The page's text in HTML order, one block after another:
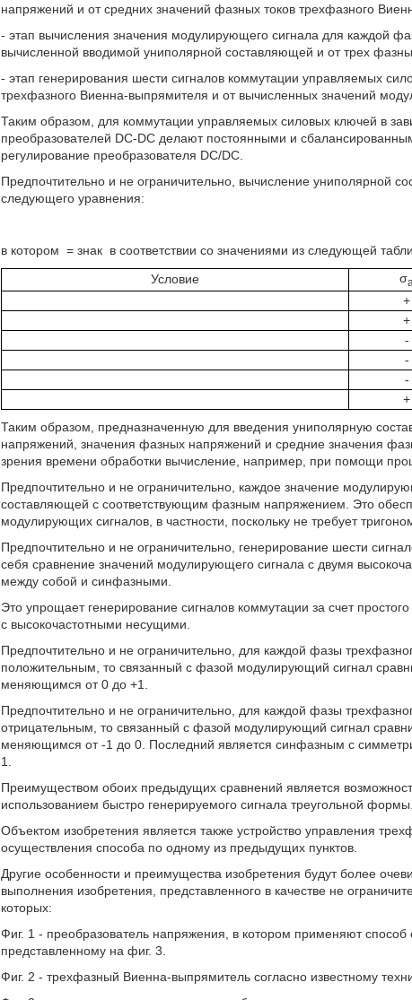
напряжений и от средних значений фазных токов трехфазного
- этап вычисления значения модулирующего сигнала для каждой
вычисленной вводимой униполярной составляющей и от трех
- этап генерирования шести сигналов коммутации управляемых
трехфазного Виенна-выпрямителя и от вычисленных значений
Таким образом, для коммутации управляемых силовых ключей в
преобразователей DC-DC делают постоянными и
регулирование преобразователя DC/DC.
Предпочтительно и не ограничительно, вычисление униполярной
следующего уравнения:
в котором = знак в соответствии со значениями из следующей
Условие
σa
+
+
-
-
-
+
Таким образом, предназначенную для введения униполярную
напряжений, значения фазных напряжений и средние значения
зрения времени обработки вычисление, например, при помощи
Предпочтительно и не ограничительно, каждое значение
составляющей с соответствующим фазным напряжением. Это
модулирующих сигналов, в частности, поскольку не требует
Предпочтительно и не ограничительно, генерирование шести
себя сравнение значений модулирующего сигнала с двумя
между собой и синфазными.
Это упрощает генерирование сигналов коммутации за счет
с высокочастотными несущими.
Предпочтительно и не ограничительно, для каждой фазы
положительным, то связанный с фазой модулирующий сигнал
меняющимся от 0 до +1.
Предпочтительно и не ограничительно, для каждой фазы
отрицательным, то связанный с фазой модулирующий сигнал
меняющимся от -1 до 0. Последний является синфазным с
1.
Преимуществом обоих предыдущих сравнений является
использованием быстро генерируемого сигнала треугольной формы.
Объектом изобретения является также устройство управления
осуществления способа по одному из предыдущих пунктов.
Другие особенности и преимущества изобретения будут более
выполнения изобретения, представленного в качестве не
которых:
Фиг. 1 - преобразователь напряжения, в котором применяют способ
представленному на фиг. 3.
Фиг. 2 - трехфазный Виенна-выпрямитель согласно известному